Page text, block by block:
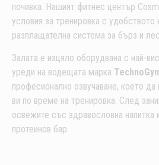
почивка. Нашият фитнес център
условия за тренировка с удобството
разплащателна система за бърз и
Залата е изцяло оборудвана с най-
уреди на водещата марка
професионално озвучаване, което
ви по време на тренировка. След
освежите със здравословна напитка
протеинов бар.